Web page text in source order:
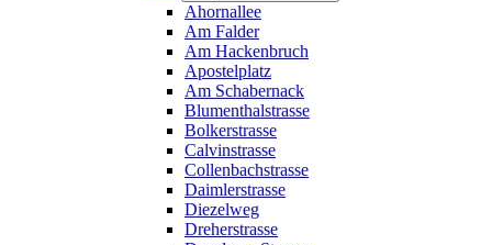
Ahornallee
Am Falder
Am Hackenbruch
Apostelplatz
Am Schabernack
Blumenthalstrasse
Bolkerstrasse
Calvinstrasse
Collenbachstrasse
Daimlerstrasse
Diezelweg
Dreherstrasse